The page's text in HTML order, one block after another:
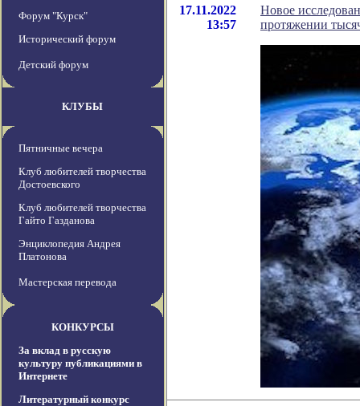
Форум "Курск"
Исторический форум
Детский форум
КЛУБЫ
Пятничные вечера
Клуб любителей творчества
Достоевского
Клуб любителей творчества
Гайто Газданова
Энциклопедия Андрея
Платонова
Мастерская перевода
КОНКУРСЫ
За вклад в русскую
культуру публикациями в
Интернете
Литературный конкурс
17.11.2022
13:57
Новое
протяжении